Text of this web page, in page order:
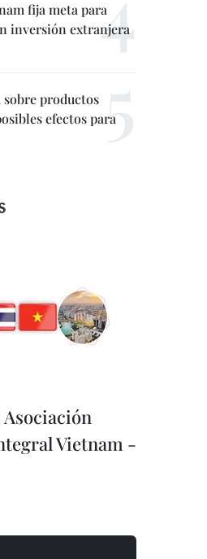
fija meta para
inversión extranjera
productos
efectos para
Asociación
Vietnam -